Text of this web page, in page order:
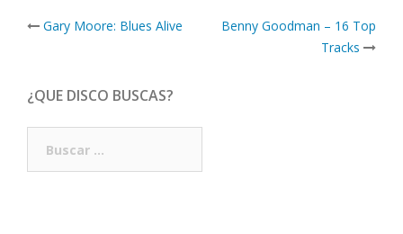
Post
Gary Moore: Blues Alive
Benny Goodman – 16 Top
Tracks
¿QUE DISCO BUSCAS?